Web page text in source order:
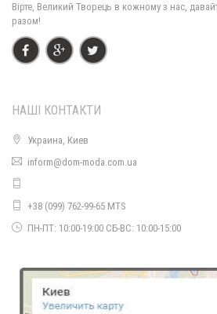
Вірте, Великий Творець в кожному з нас,
разом!
НАШІ КОНТАКТИ
Украина, Киев
inform@dom-moda.com.ua
+38 (099) 762-99-65 MTS
ПН-ПТ: 10:00-19:00 СБ-ВС: 10:00-15:00